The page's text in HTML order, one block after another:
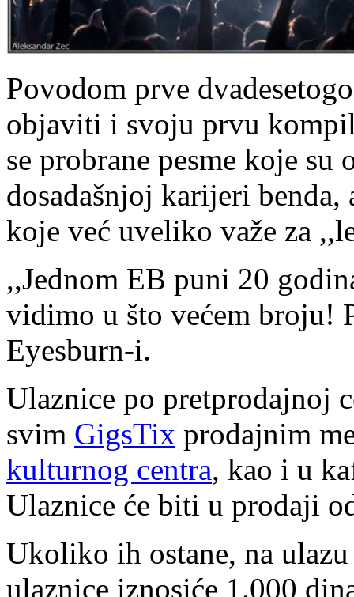
Povodom prve
objaviti i svoju prvu
se probrane pesme koje su
dosadašnjoj karijeri
koje već uveliko važe za
,,Jednom EB puni 20
vidimo u što većem broju!
Eyesburn-i.
Ulaznice po pretprodajnoj
svim GigsTix prodajnim
kulturnog centra, kao i u
Ulaznice će biti u prodaji
Ukoliko ih ostane, na
ulaznice iznosiće 1.000